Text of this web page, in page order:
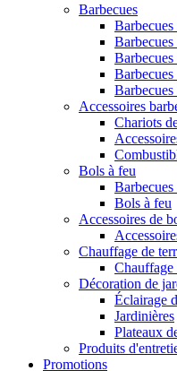
Barbecues
Barbecues
Barbecues
Accessoires
Chariots
Bols à feu
Bols à feu
Accessoires de
Chauffage de
Chauffage
Décoration de
Éclairage
Jardinières
Plateaux
Produits
Promotions